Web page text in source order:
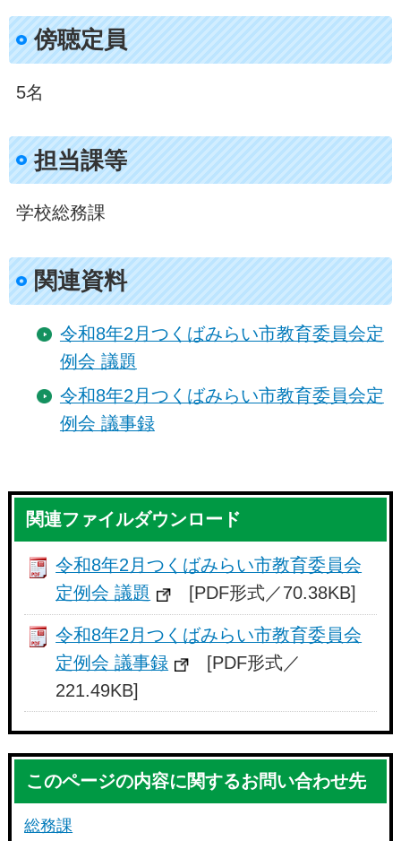
傍聴定員
5名
担当課等
学校総務課
関連資料
令和8年2月つくばみらい市教育委員会定
例会 議題
令和8年2月つくばみらい市教育委員会定
例会 議事録
関連ファイルダウンロード
令和8年2月つくばみらい市教育委員会
定例会 議題
[PDF形式／70.38KB]
令和8年2月つくばみらい市教育委員会
定例会 議事録
[PDF形式／
221.49KB]
このページの内容に関するお問い合わせ先
総務課